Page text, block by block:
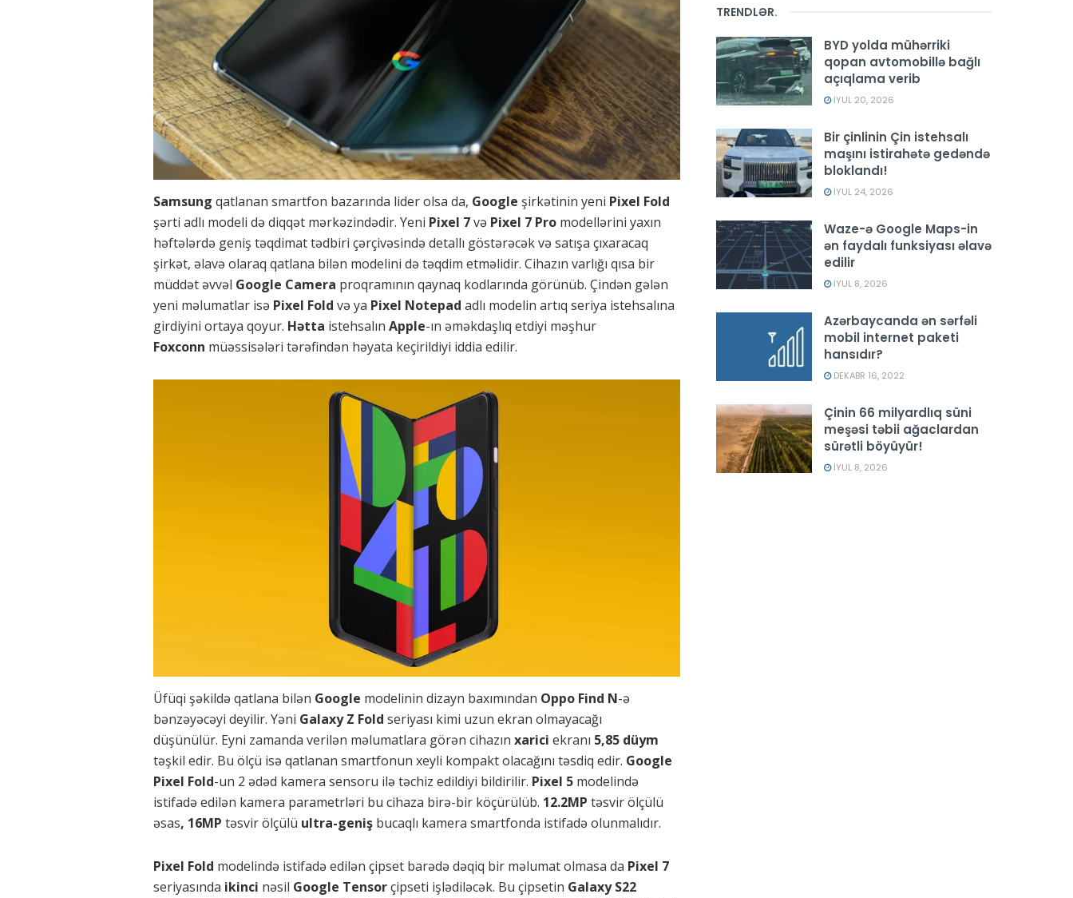
Samsung qatlanan smartfon bazarında lider olsa da, Google şirkətinin yeni Pixel Fold
şərti adlı modeli də diqqət mərkəzindədir. Yeni Pixel 7və Pixel 7 Pro modellərini yaxın
həftələrdə geniş təqdimat tədbiri çərçivəsində detallı göstərəcək və satışa çıxaracaq
şirkət, əlavə olaraq qatlana bilən modelini də təqdim etməlidir. Cihazın varlığı qısa bir
müddət əvvəl Google Camera proqramının qaynaq kodlarında görünüb. Çindən gələn
yeni məlumatlar isə Pixel Fold və ya Pixel Notepad adlı modelin artıq seriya istehsalına
girdiyini ortaya qoyur. Hətta istehsalın Apple-ın əməkdaşlıq etdiyi məşhur
Foxconn müəssisələri tərəfindən həyata keçirildiyi iddia edilir.
Üfüqi şəkildə qatlana bilən Google modelinin dizayn baxımından Oppo Find N-ə
bənzəyəcəyi deyilir. Yəni Galaxy Z Fold seriyası kimi uzun ekran olmayacağı
düşünülür. Eyni zamanda verilən məlumatlara görən cihazın xarici ekranı 5,85 düym
təşkil edir. Bu ölçü isə qatlanan smartfonun xeyli kompakt olacağını təsdiq edir. Google
Pixel Fold-un 2 ədəd kamera sensoru ilə təchiz edildiyi bildirilir. Pixel 5 modelində
istifadə edilən kamera parametrləri bu cihaza birə-bir köçürülüb. 12.2MP təsvir ölçülü
əsas, 16MP təsvir ölçülü ultra-geniş bucaqlı kamera smartfonda istifadə olunmalıdır.
Pixel Fold modelində istifadə edilən çipset barədə dəqiq bir məlumat olmasa da Pixel 7
seriyasında ikinci nəsil Google Tensorçipseti işlədiləcək. Bu çipsetin Galaxy S22
TRENDLƏR.
BYD yolda mühərriki
qopan avtomobillə bağlı
açıqlama verib
İYUL 20, 2026
Bir çinlinin Çin istehsalı
maşını istirahətə gedəndə
bloklandı!
İYUL 24, 2026
Waze-ə Google Maps-in
ən faydalı funksiyası əlavə
edilir
İYUL 8, 2026
Azərbaycanda ən sərfəli
mobil internet paketi
hansıdır?
DEKABR 16, 2022
Çinin 66 milyardlıq süni
meşəsi təbii ağaclardan
sürətli böyüyür!
İYUL 8, 2026